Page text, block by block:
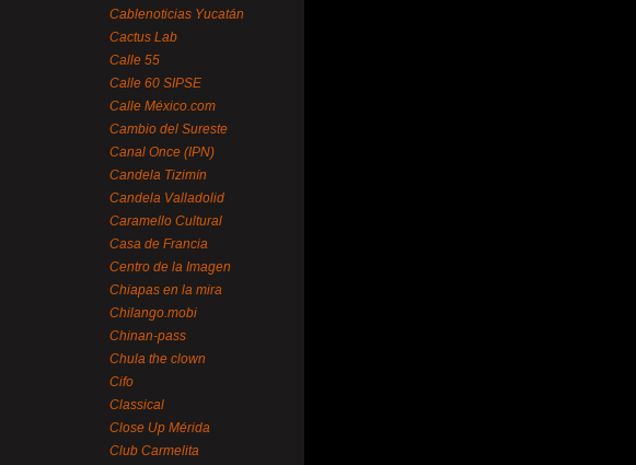
Cablenoticias Yucatán
Cactus Lab
Calle 55
Calle 60 SIPSE
Calle México.com
Cambio del Sureste
Canal Once (IPN)
Candela Tizimín
Candela Valladolid
Caramello Cultural
Casa de Francia
Centro de la Imagen
Chiapas en la mira
Chilango.mobi
Chinan-pass
Chula the clown
Cifo
Classical
Close Up Mérida
Club Carmelita